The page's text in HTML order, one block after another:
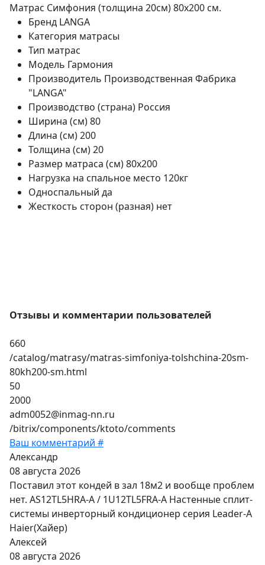
Матрас Симфония (толщина 20см) 80х200 см.
Бренд LANGA
Категория матрасы
Тип матрас
Модель Гармония
Производитель Производственная Фабрика
"LANGA"
Производство (страна) Россия
Ширина (см)80
Длина (см)200
Толщина (см)20
Размер матраса (см)80х200
Нагрузка на спальное место 120кг
Односпальный да
Жесткость сторон (разная) нет
Отзывы и комментарии пользователей
660
/catalog/matrasy/matras-simfoniya-tolshchina-20sm-
80kh200-sm.html
50
2000
adm0052@inmag-nn.ru
/bitrix/components/ktoto/comments
Ваш комментарий #
Александр
08 августа 2026
Поставил этот кондей в зал 18м2 и вообще проблем
нет. AS12TL5HRA-A / 1U12TL5FRA-A Настенные сплит-
системы инверторный кондиционер серия Leader-A
Haier(Хайер)
Алексей
08 августа 2026